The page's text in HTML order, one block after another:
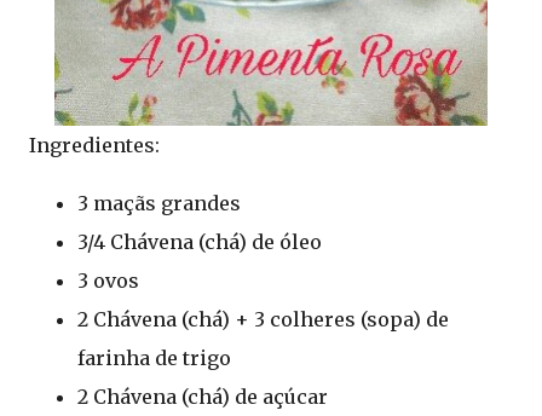
Ingredientes:
3 maçãs grandes
3/4 Chávena (chá) de óleo
3 ovos
2 Chávena (chá) + 3 colheres (sopa) de
farinha de trigo
2 Chávena (chá) de açúcar